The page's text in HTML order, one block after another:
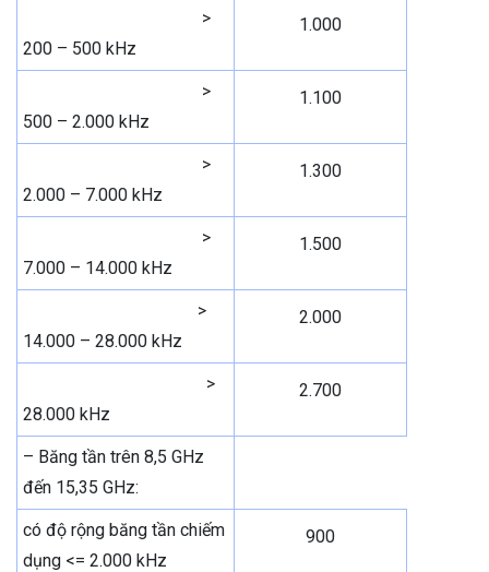
>
200 – 500 kHz
1.000
>
500 – 2.000 kHz
1.100
>
2.000 – 7.000 kHz
1.300
>
7.000 – 14.000 kHz
1.500
>
14.000 – 28.000 kHz
2.000
>
28.000 kHz
2.700
– Băng tần trên 8,5 GHz
đến 15,35 GHz:
có độ rộng băng tần chiếm
dụng <= 2.000 kHz
900